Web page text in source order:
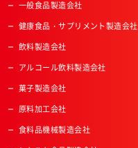
一般食品製造会社
健康食品・サプリメント製造会社
飲料製造会社
アルコール飲料製造会社
菓子製造会社
原料加工会社
食料品機械製造会社